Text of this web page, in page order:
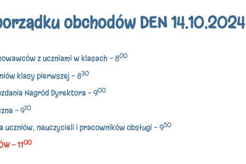
obchodów DEN 14.10.2024
z uczniami w klasach - 800
klasy pierwszej - 830
Nagród Dyrektora - 900
- 910
uczniów, nauczycieli i pracowników obsługi - 950
- 1100